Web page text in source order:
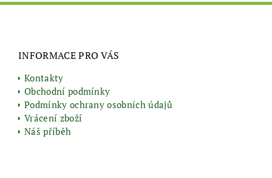
INFORMACE PRO VÁS
Kontakty
Obchodní podmínky
Podmínky ochrany osobních údajů
Vrácení zboží
Náš příběh